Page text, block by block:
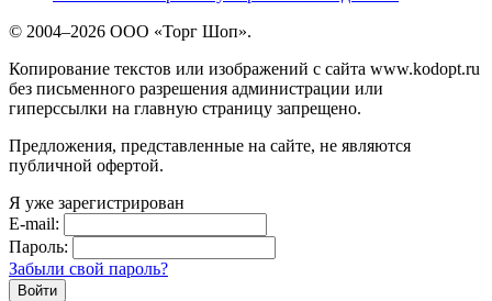
© 2004–2026 ООО «Торг Шоп».
Копирование текстов или изображений с сайта www.kodopt.ru
без письменного разрешения администрации или
гиперссылки на главную страницу запрещено.
Предложения, представленные на сайте, не являются
публичной офертой.
Я уже зарегистрирован
E-mail:
Пароль:
Забыли свой пароль?